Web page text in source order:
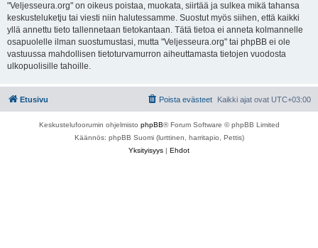
"Veljesseura.org" on oikeus poistaa, muokata, siirtää ja sulkea mikä tahansa
keskusteluketju tai viesti niin halutessamme. Suostut myös siihen, että kaikki
yllä annettu tieto tallennetaan tietokantaan. Tätä tietoa ei anneta kolmannelle
osapuolelle ilman suostumustasi, mutta "Veljesseura.org" tai phpBB ei ole
vastuussa mahdollisen tietoturvamurron aiheuttamasta tietojen vuodosta
ulkopuolisille tahoille.
Etusivu Kaikki ajat ovat UTC+03:00
Poista evästeet
Keskustelufoorumin ohjelmisto phpBB® Forum Software © phpBB Limited
Käännös: phpBB Suomi (lurttinen, harritapio, Pettis)
Yksityisyys | Ehdot